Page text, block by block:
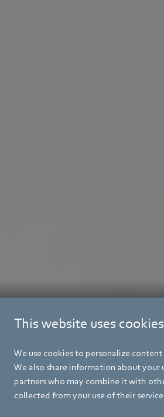
This website uses cookies
We use cookies to personalize
We also share information about your
partners who may combine it with
collected from your use of their